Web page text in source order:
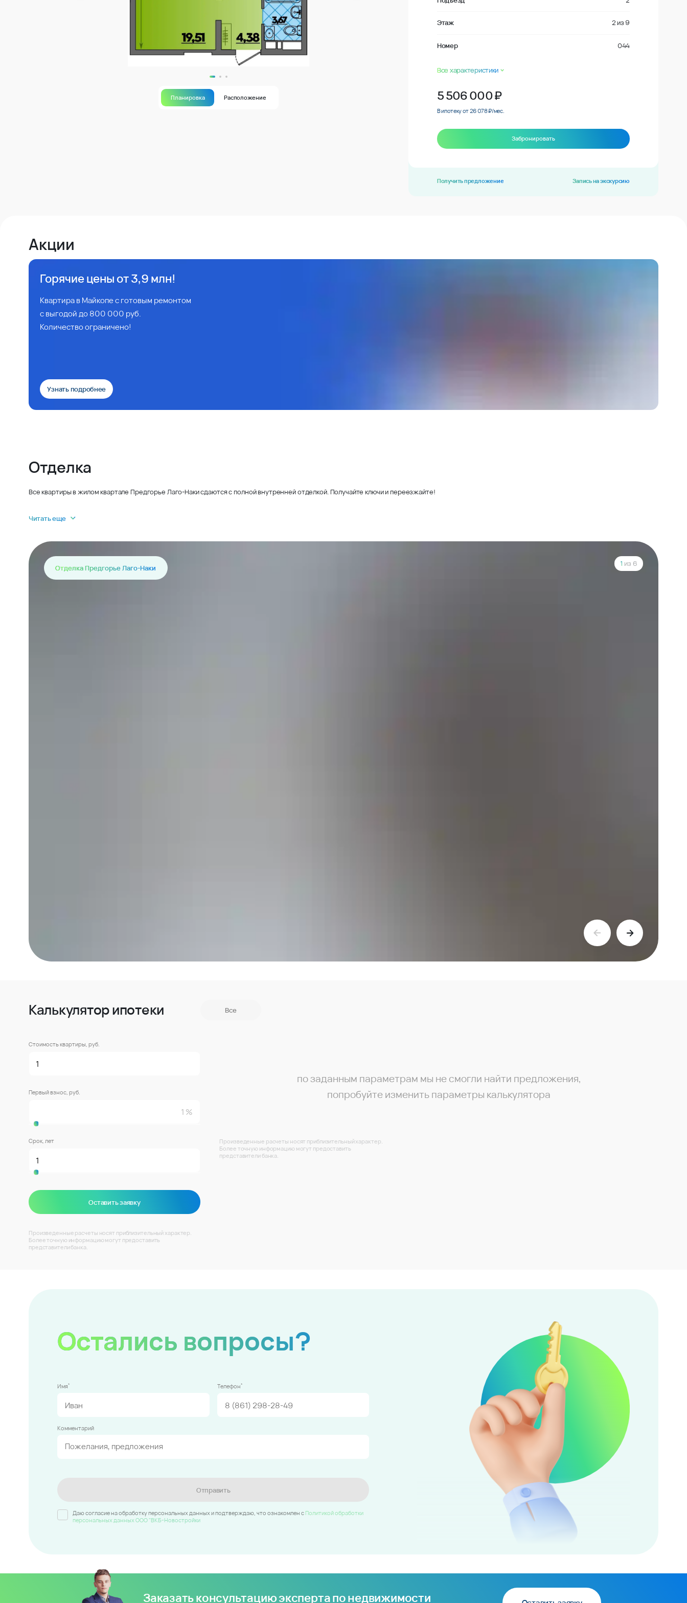
Планировка Расположение
Этаж 2 из 9
Номер 044
Все характеристики
5 506 000₽
В ипотеку от 26 078 ₽/мес.
Забронировать
Получить предложение Запись на экскурсию
Акции
Горячие цены от 3,9 млн!
Квартира в Майкопе с готовым ремонтом
с выгодой до 800 000 руб.
Количество ограничено!
Узнать подробнее
Отделка
Все квартиры в жилом квартале Предгорье Лаго-Наки сдаются с полной внутренней отделкой. Получайте ключи и переезжайте!
Читать еще
Отделка Предгорье Лаго-Наки
1 из 6
Калькулятор ипотеки Все
Стоимость квартиры, руб.
Первый взнос, руб.
Срок, лет
Оставить заявку
Произведенные расчеты носят приблизительный характер.
Более точную информацию могут предоставить
представители банка.
по заданным параметрам мы не смогли найти предложения,
попробуйте изменить параметры калькулятора
Произведенные расчеты носят приблизительный характер.
Более точную информацию могут предоставить
представители банка.
Остались вопросы?
Имя* Телефон*
Комментарий
Отправить
Даю согласие на обработку персональных данных и подтверждаю, что ознакомлен c Политикой обработки
персональных данных ООО "ВКБ-Новостройки
Заказать консультацию эксперта по недвижимости